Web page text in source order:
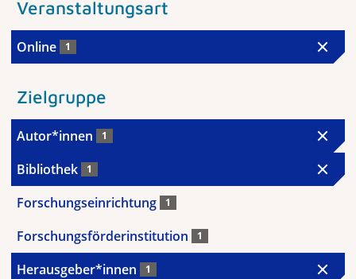
Veranstaltungsart
Online 1
Zielgruppe
Autor*innen 1
Bibliothek 1
Forschungseinrichtung 1
Forschungsförderinstitution 1
Herausgeber*innen 1